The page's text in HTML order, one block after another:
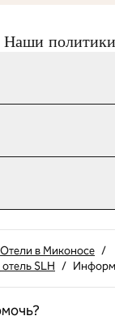
Наши политики
Отели в Миконосе /
SLH /